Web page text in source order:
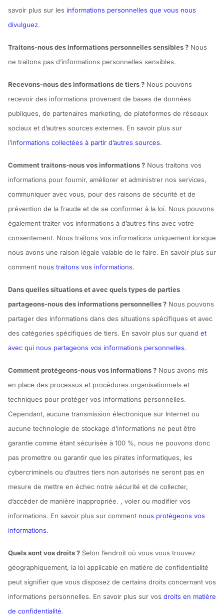
savoir plus sur les informations personnelles que vous nous
divulguez.
Traitons-nous des informations personnelles sensibles ? Nous
ne traitons pas d’informations personnelles sensibles.
Recevons-nous des informations de tiers ? Nous pouvons
recevoir des informations provenant de bases de données
publiques, de partenaires marketing, de plateformes de réseaux
sociaux et d’autres sources externes. En savoir plus sur
l’informations collectées à partir d’autres sources.
Comment traitons-nous vos informations ? Nous traitons vos
informations pour fournir, améliorer et administrer nos services,
communiquer avec vous, pour des raisons de sécurité et de
prévention de la fraude et de se conformer à la loi. Nous pouvons
également traiter vos informations à d’autres fins avec votre
consentement. Nous traitons vos informations uniquement lorsque
nous avons une raison légale valable de le faire. En savoir plus sur
comment nous traitons vos informations.
Dans quelles situations et avec quels types de parties
partageons-nous des informations personnelles ? Nous pouvons
partager des informations dans des situations spécifiques et avec
des catégories spécifiques de tiers. En savoir plus sur quand et
avec qui nous partageons vos informations personnelles.
Comment protégeons-nous vos informations ? Nous avons mis
en place des processus et procédures organisationnels et
techniques pour protéger vos informations personnelles.
Cependant, aucune transmission électronique sur Internet ou
aucune technologie de stockage d’informations ne peut être
garantie comme étant sécurisée à 100 %, nous ne pouvons donc
pas promettre ou garantir que les pirates informatiques, les
cybercriminels ou d’autres tiers non autorisés ne seront pas en
mesure de mettre en échec notre sécurité et de collecter,
d’accéder de manière inappropriée. , voler ou modifier vos
informations. En savoir plus sur comment nous protégeons vos
informations.
Quels sont vos droits ? Selon l’endroit où vous vous trouvez
géographiquement, la loi applicable en matière de confidentialité
peut signifier que vous disposez de certains droits concernant vos
informations personnelles. En savoir plus sur vos droits en matière
de confidentialité.